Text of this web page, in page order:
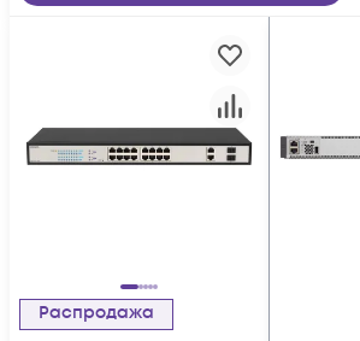
Распродажа